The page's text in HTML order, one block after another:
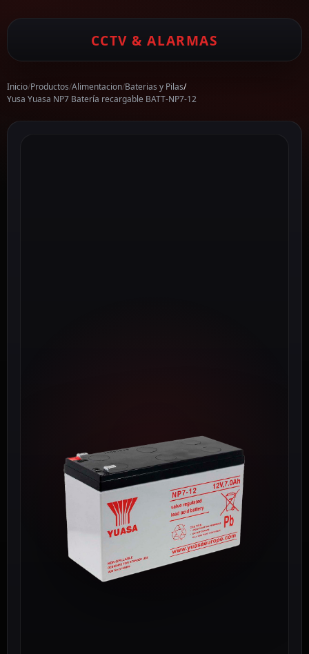
CCTV & ALARMAS
Inicio/Productos/Alimentacion/Baterias y Pilas/
Yusa Yuasa NP7 Batería recargable BATT-NP7-12